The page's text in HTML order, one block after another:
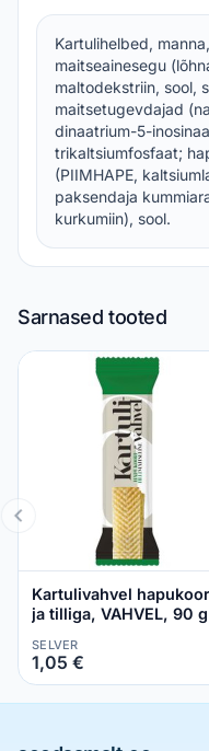
Kartulihelbed,
maitseainesegu
maltodekstriin, sool,
maitsetugevdajad
dinaatrium-5-
trikaltsiumfosfaat;
(PIIMHAPE,
paksendaja
kurkumiin), sool.
Sarnased tooted
Kartulivahvel
ja tilliga, VAHVEL, 90 g
SELVER
1,05 €